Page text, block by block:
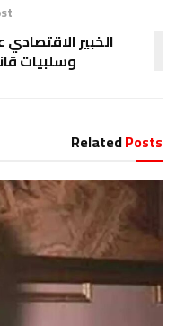
الخبير الاقتصادي
وسلبيات
RelatedPosts